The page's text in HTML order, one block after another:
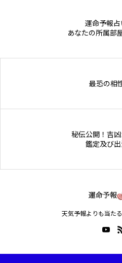
運命予報
あなたの所属部
最恐の相
秘伝公開！吉
鑑定及び
天気予報よりも当た